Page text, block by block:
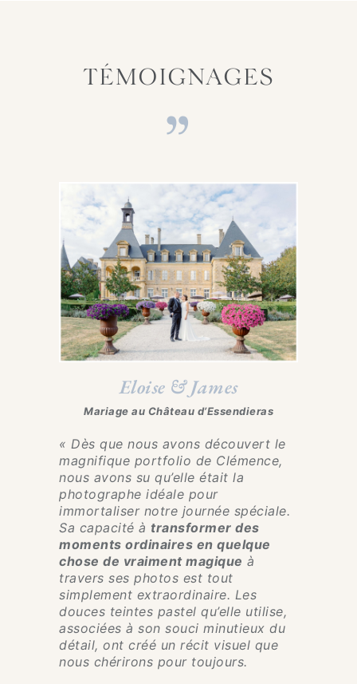
TÉMOIGNAGES
Eloise & James
Mariage au Château d’Essendieras
« Dès que nous avons découvert le
magnifique portfolio de Clémence,
nous avons su qu’elle était la
photographe idéale pour
immortaliser notre journée spéciale.
Sa capacité à transformer des
moments ordinaires en quelque
chose de vraiment magique à
travers ses photos est tout
simplement extraordinaire. Les
douces teintes pastel qu’elle utilise,
associées à son souci minutieux du
détail, ont créé un récit visuel que
nous chérirons pour toujours.